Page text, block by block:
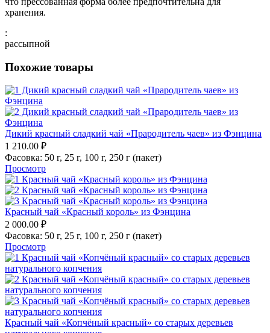
хранения.
:
рассыпной
Похожие товары
Дикий красный сладкий чай «Прародитель чаев» из Фэнцина
1 210.00 ₽
Фасовка: 50 г, 25 г, 100 г, 250 г (пакет)
Просмотр
Красный чай «Красный король» из Фэнцина
2 000.00 ₽
Фасовка: 50 г, 25 г, 100 г, 250 г (пакет)
Просмотр
Красный чай «Копчёный красный» со старых деревьев